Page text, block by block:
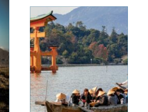
till vuxna. En semester
fylld med aktiviteter...